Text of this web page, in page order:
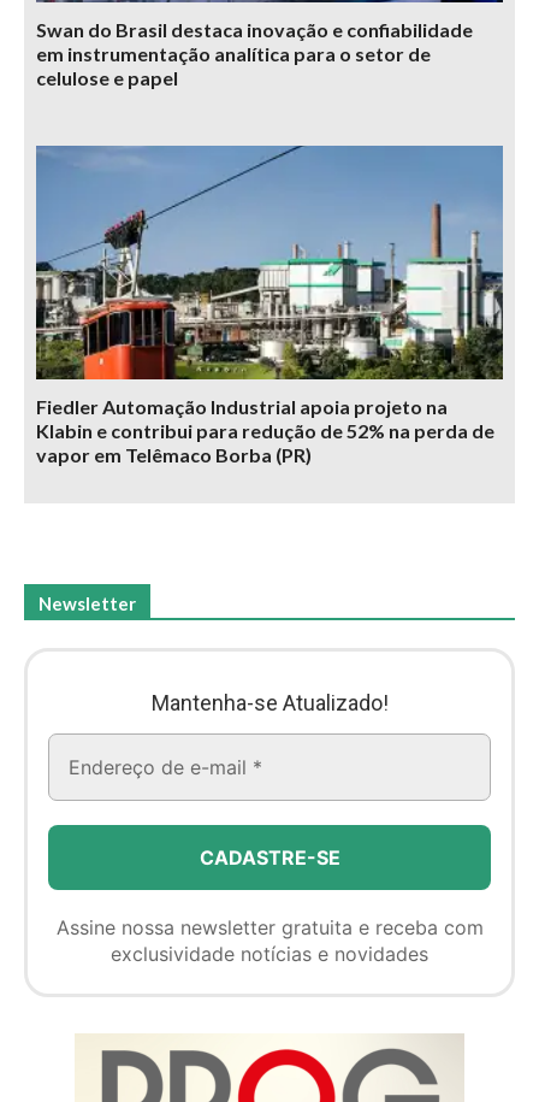
Swan do Brasil destaca inovação e confiabilidade
em instrumentação analítica para o setor de
celulose e papel
Fiedler Automação Industrial apoia projeto na
Klabin e contribui para redução de 52% na perda de
vapor em Telêmaco Borba (PR)
Newsletter
Mantenha-se Atualizado!
Assine nossa newsletter gratuita e receba com
exclusividade notícias e novidades